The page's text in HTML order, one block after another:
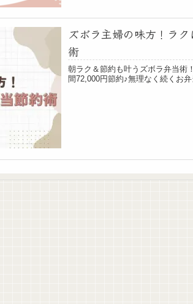
ズボラ主婦の味方！ラ
術
朝ラク＆節約も叶うズボラ弁当術
間72,000円節約♪無理なく続くお